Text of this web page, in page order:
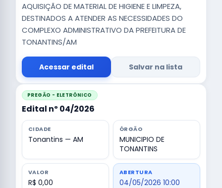
AQUISIÇÃO DE MATERIAL DE HIGIENE E LIMPEZA,
DESTINADOS A ATENDER AS NECESSIDADES DO
COMPLEXO ADMINISTRATIVO DA PREFEITURA DE
TONANTINS/AM
Acessar edital Salvar na lista
PREGÃO - ELETRÔNICO
Edital nº 04/2026
CIDADE
Tonantins — AM
ÓRGÃO
MUNICIPIO DE
TONANTINS
VALOR
R$ 0,00
ABERTURA
04/05/2026 10:00